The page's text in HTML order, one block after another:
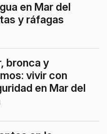
en Mar del
y ráfagas
bronca y
vivir con
en Mar del